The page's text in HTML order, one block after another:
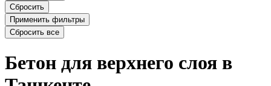
Сбросить
Применить фильтры
Сбросить все
Бетон для верхнего слоя в